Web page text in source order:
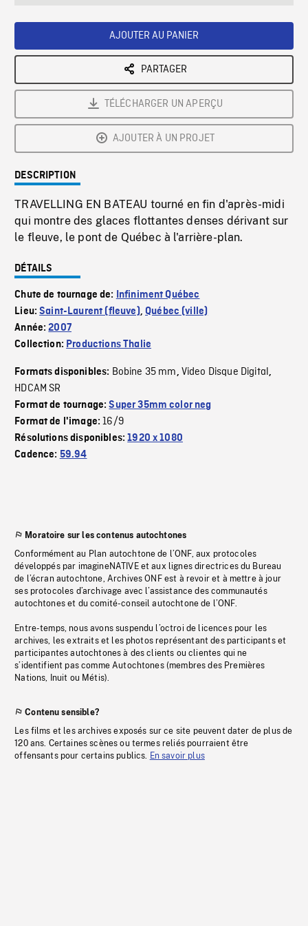
AJOUTER AU PANIER
PARTAGER
TÉLÉCHARGER UN APERÇU
AJOUTER À UN PROJET
DESCRIPTION
TRAVELLING EN BATEAU tourné en fin d'après-midi
qui montre des glaces flottantes denses dérivant sur
le fleuve, le pont de Québec à l'arrière-plan.
DÉTAILS
Chute de tournage de:
Infiniment Québec
Lieu:Saint-Laurent (fleuve),Québec (ville)
Année:2007
Collection: Productions Thalie
Formats disponibles: Bobine 35 mm, Video Disque Digital,
HDCAM SR
Format de tournage:Super 35mm color neg
Format de l'image:16/9
Résolutions disponibles:1920 x 1080
Cadence: 59.94
Moratoire sur les contenus autochtones
Conformément au Plan autochtone de l’ONF, aux protocoles
développés par imagineNATIVE et aux lignes directrices du Bureau
de l’écran autochtone, Archives ONF est à revoir et à mettre à jour
ses protocoles d’archivage avec l’assistance des communautés
autochtones et du comité-conseil autochtone de l’ONF.
Entre-temps, nous avons suspendu l’octroi de licences pour les
archives, les extraits et les photos représentant des participants et
participantes autochtones à des clients ou clientes qui ne
s’identifient pas comme Autochtones (membres des Premières
Nations, Inuit ou Métis).
Contenu sensible?
Les films et les archives exposés sur ce site peuvent dater de plus de
120 ans. Certaines scènes ou termes reliés pourraient être
offensants pour certains publics. En savoir plus